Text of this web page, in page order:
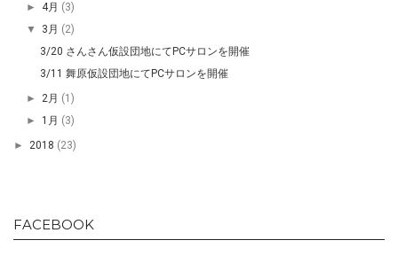
► 4月 (3)
▼ 3月 (2)
3/20 さんさん仮設団地にてPCサロンを開催
3/11 舞原仮設団地にてPCサロンを開催
►2月 (1)
► 1月 (3)
► 2018 (23)
FACEBOOK